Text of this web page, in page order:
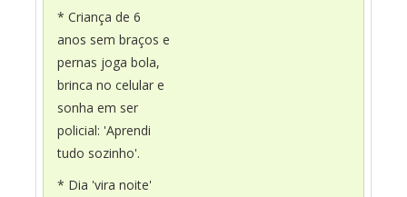
* Criança de 6
anos sem braços e
pernas joga bola,
brinca no celular e
sonha em ser
policial: 'Aprendi
tudo sozinho'.
* Dia 'vira noite'